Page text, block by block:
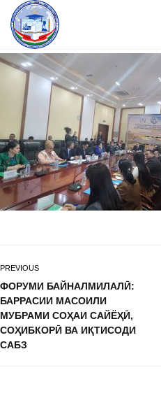
PREVIOUS
ФОРУМИ БАЙНАЛМИЛАЛӢ:
БАРРАСИИ МАСОИЛИ
МУБРАМИ СОҲАИ САЙЁҲӢ,
СОҲИБКОРӢ ВА ИҚТИСОДИ
САБЗ